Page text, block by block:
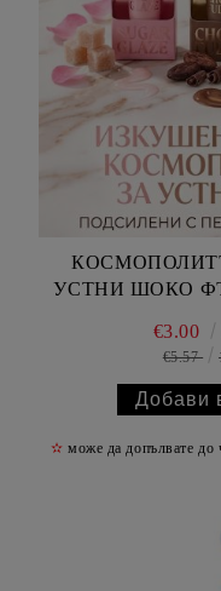
УСТНИ ШОКО
€3.00
€5.57
✫ може да допълвате до